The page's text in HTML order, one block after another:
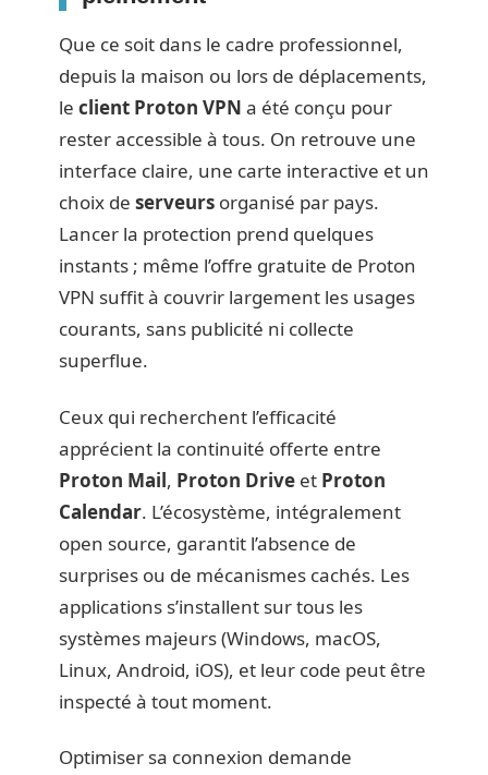
Que ce soit dans le cadre professionnel,
depuis la maison ou lors de déplacements,
le client Proton VPN a été conçu pour
rester accessible à tous. On retrouve une
interface claire, une carte interactive et un
choix de serveurs organisé par pays.
Lancer la protection prend quelques
instants ; même l’offre gratuite de Proton
VPN suffit à couvrir largement les usages
courants, sans publicité ni collecte
superflue.
Ceux qui recherchent l’efficacité
apprécient la continuité offerte entre
Proton Mail, Proton Drive et Proton
Calendar. L’écosystème, intégralement
open source, garantit l’absence de
surprises ou de mécanismes cachés. Les
applications s’installent sur tous les
systèmes majeurs (Windows, macOS,
Linux, Android, iOS), et leur code peut être
inspecté à tout moment.
Optimiser sa connexion demande